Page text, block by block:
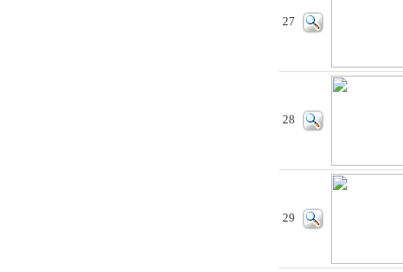
27
28
29